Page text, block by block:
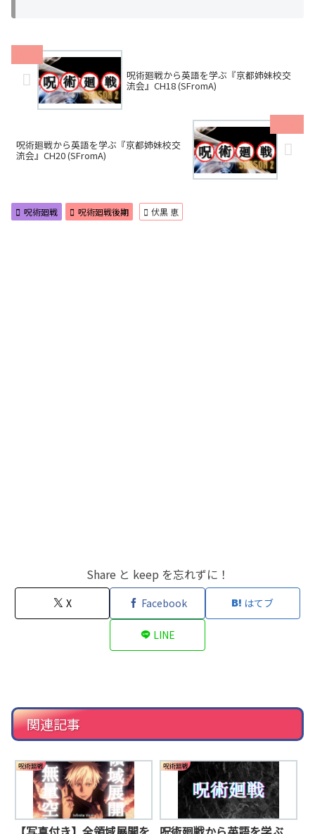
呪術廻戦から英語を学ぶ『京都姉妹校交
流会』CH18 (SFromA)
呪術廻戦から英語を学ぶ『京都姉妹校交
流会』CH20 (SFromA)
呪術廻戦 呪術廻戦後期 伏黒 恵
Share と keep を忘れずに！
X Facebook はてブ
LINE
関連記事
呪術廻戦 呪術廻戦